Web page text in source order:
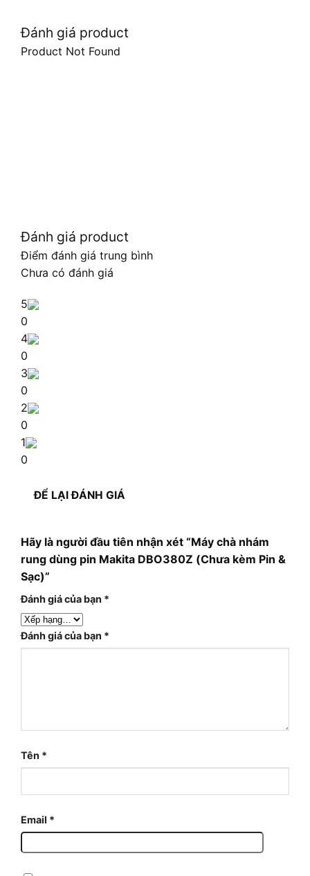
Đánh giá product
Product Not Found
Đánh giá product
Điểm đánh giá trung bình
Chưa có đánh giá
5
0
4
0
3
0
2
0
1
0
ĐỂ LẠI ĐÁNH GIÁ
Hãy là người đầu tiên nhận xét “Máy chà nhám
rung dùng pin Makita DBO380Z (Chưa kèm Pin &
Sạc)”
Đánh giá của bạn *
Đánh giá của bạn *
Tên *
Email *